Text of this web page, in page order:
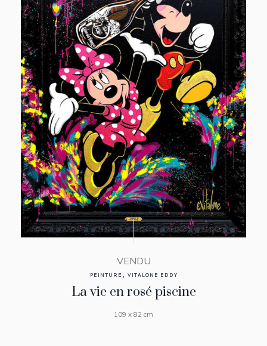
VENDU
PEINTURE , VITALONE EDDY
La vie en rosé piscine
109 x 82 cm